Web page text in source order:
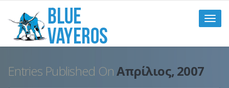
Toggle
Entries Published OnΑπρίλιος, 2007